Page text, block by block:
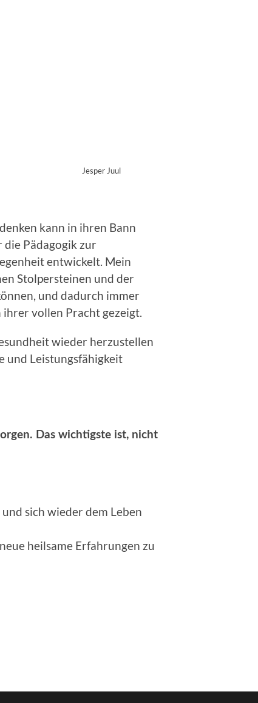
ist. Jesper Juul
kann in ihren Bann
die Pädagogik zur
entwickelt. Mein
Stolpersteinen und der
und dadurch immer
vollen Pracht gezeigt.
wieder herzustellen
und Leistungsfähigkeit
Das wichtigste ist, nicht
sich wieder dem Leben
heilsame Erfahrungen zu